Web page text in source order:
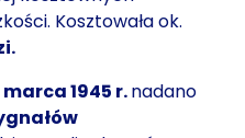
Kosztowała ok.
1945 r.nadano